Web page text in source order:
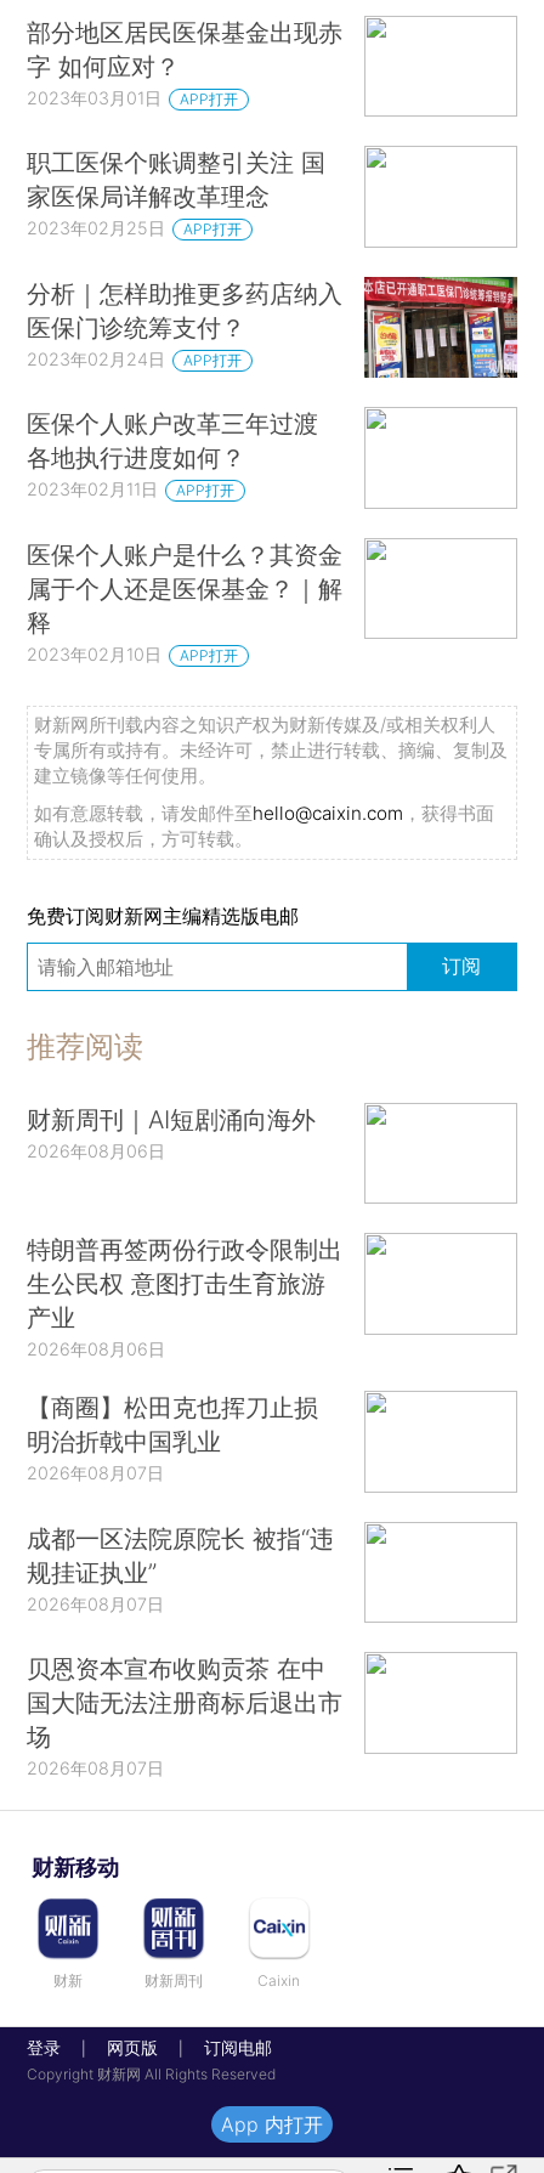
部分地区居民医保基金出现赤
字 如何应对？
2023年03月01日 APP打开
职工医保个账调整引关注 国
家医保局详解改革理念
2023年02月25日 APP打开
分析｜怎样助推更多药店纳入
医保门诊统筹支付？
2023年02月24日 APP打开
医保个人账户改革三年过渡
各地执行进度如何？
2023年02月11日 APP打开
医保个人账户是什么？其资金
属于个人还是医保基金？｜解
释
2023年02月10日 APP打开
财新网所刊载内容之知识产权为财新传媒及/或相关权利人
专属所有或持有。未经许可，禁止进行转载、摘编、复制及
建立镜像等任何使用。
如有意愿转载，请发邮件至hello@caixin.com ，获得书面
确认及授权后，方可转载。
免费订阅财新网主编精选版电邮
订阅
推荐阅读
财新周刊｜AI短剧涌向海外
2026年08月06日
特朗普再签两份行政令限制出
生公民权 意图打击生育旅游
产业
2026年08月06日
【商圈】松田克也挥刀止损
明治折戟中国乳业
2026年08月07日
成都一区法院原院长 被指“违
规挂证执业”
2026年08月07日
贝恩资本宣布收购贡茶 在中
国大陆无法注册商标后退出市
场
2026年08月07日
财新移动
财新 财新周刊 Caixin
登录 网页版 订阅电邮
Copyright 财新网 All Rights Reserved
App 内打开